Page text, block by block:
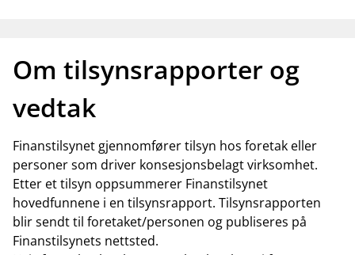
Om tilsynsrapporter og
vedtak
Finanstilsynet gjennomfører tilsyn hos foretak eller
personer som driver konsesjonsbelagt virksomhet.
Etter et tilsyn oppsummerer Finanstilsynet
hovedfunnene i en tilsynsrapport. Tilsynsrapporten
blir sendt til foretaket/personen og publiseres på
Finanstilsynets nettsted.